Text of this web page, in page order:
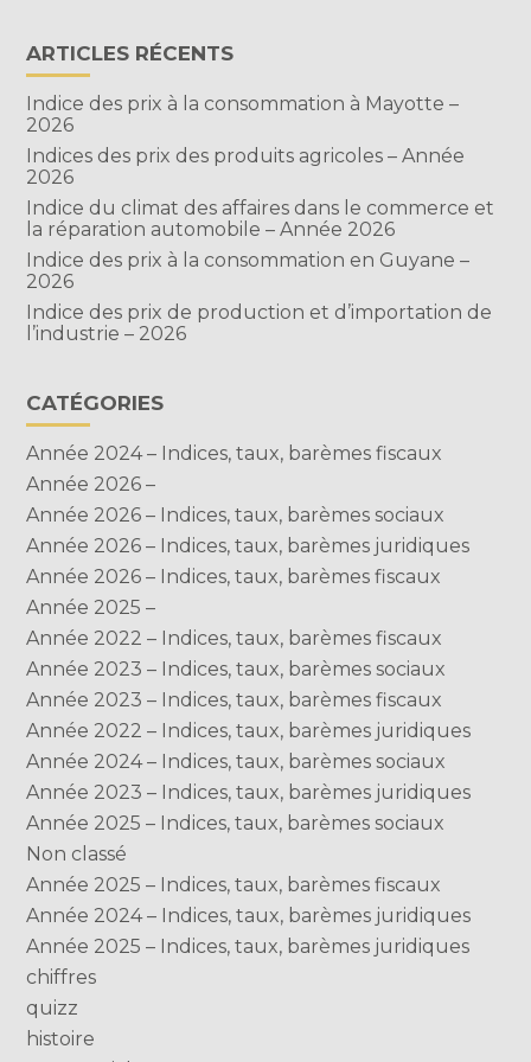
ARTICLES RÉCENTS
Indice des prix à la consommation à Mayotte –
2026
Indices des prix des produits agricoles – Année
2026
Indice du climat des affaires dans le commerce et
la réparation automobile – Année 2026
Indice des prix à la consommation en Guyane –
2026
Indice des prix de production et d’importation de
l’industrie – 2026
CATÉGORIES
Année 2024 – Indices, taux, barèmes fiscaux
Année 2026 –
Année 2026 – Indices, taux, barèmes sociaux
Année 2026 – Indices, taux, barèmes juridiques
Année 2026 – Indices, taux, barèmes fiscaux
Année 2025 –
Année 2022 – Indices, taux, barèmes fiscaux
Année 2023 – Indices, taux, barèmes sociaux
Année 2023 – Indices, taux, barèmes fiscaux
Année 2022 – Indices, taux, barèmes juridiques
Année 2024 – Indices, taux, barèmes sociaux
Année 2023 – Indices, taux, barèmes juridiques
Année 2025 – Indices, taux, barèmes sociaux
Non classé
Année 2025 – Indices, taux, barèmes fiscaux
Année 2024 – Indices, taux, barèmes juridiques
Année 2025 – Indices, taux, barèmes juridiques
chiffres
quizz
histoire